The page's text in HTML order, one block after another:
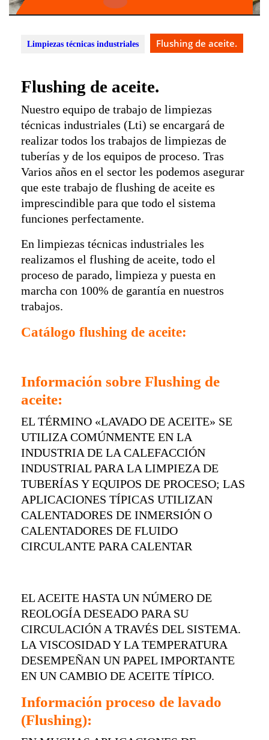
Botón
apertura
Limpiezas técnicas industriales Flushing de aceite.
Flushing de aceite.
Nuestro equipo de trabajo de limpiezas
técnicas industriales (Lti) se encargará de
realizar todos los trabajos de limpiezas de
tuberías y de los equipos de proceso. Tras
Varios años en el sector les podemos asegurar
que este trabajo de flushing de aceite es
imprescindible para que todo el sistema
funciones perfectamente.
En limpiezas técnicas industriales les
realizamos el flushing de aceite, todo el
proceso de parado, limpieza y puesta en
marcha con 100% de garantía en nuestros
trabajos.
Catálogo flushing de aceite:
Información sobre Flushing de
aceite:
EL TÉRMINO «LAVADO DE ACEITE» SE
UTILIZA COMÚNMENTE EN LA
INDUSTRIA DE LA CALEFACCIÓN
INDUSTRIAL PARA LA LIMPIEZA DE
TUBERÍAS Y EQUIPOS DE PROCESO; LAS
APLICACIONES TÍPICAS UTILIZAN
CALENTADORES DE INMERSIÓN O
CALENTADORES DE FLUIDO
CIRCULANTE PARA CALENTAR
EL ACEITE HASTA UN NÚMERO DE
REOLOGÍA DESEADO PARA SU
CIRCULACIÓN A TRAVÉS DEL SISTEMA.
LA VISCOSIDAD Y LA TEMPERATURA
DESEMPEÑAN UN PAPEL IMPORTANTE
EN UN CAMBIO DE ACEITE TÍPICO.
Información proceso de lavado
(Flushing):